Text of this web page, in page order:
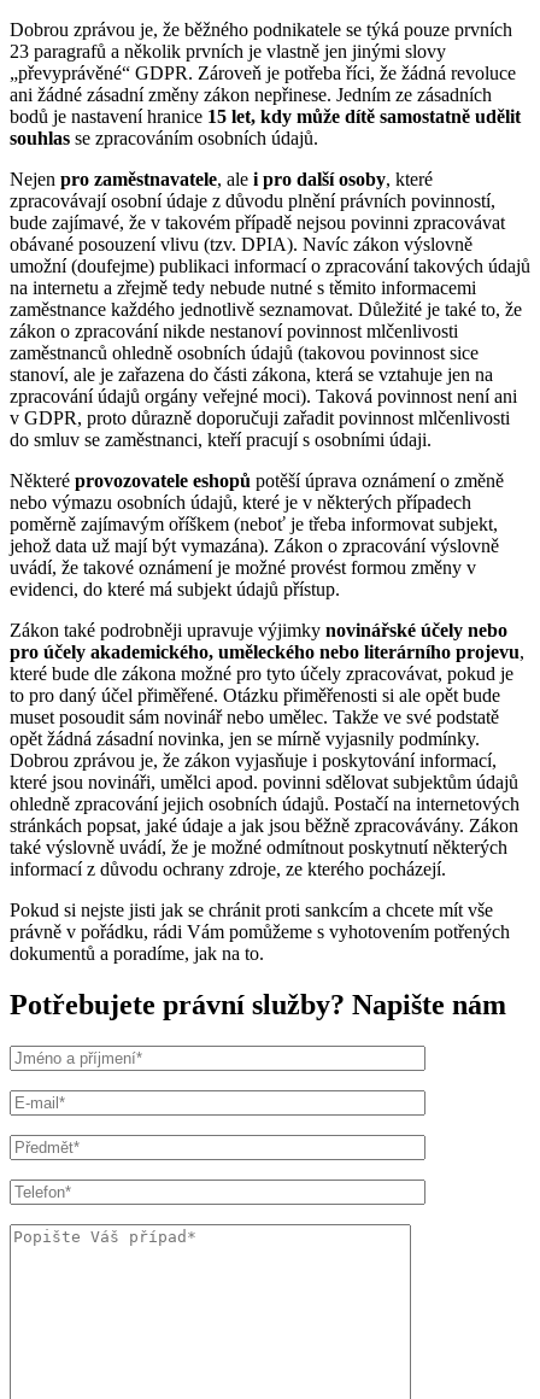
Dobrou zprávou je, že běžného podnikatele se týká pouze prvních
23 paragrafů a několik prvních je vlastně jen jinými slovy
„převyprávěné“ GDPR. Zároveň je potřeba říci, že žádná revoluce
ani žádné zásadní změny zákon nepřinese. Jedním ze zásadních
bodů je nastavení hranice 15 let, kdy může dítě samostatně udělit
souhlas se zpracováním osobních údajů.
Nejen pro zaměstnavatele, ale i pro další osoby, které
zpracovávají osobní údaje z důvodu plnění právních povinností,
bude zajímavé, že v takovém případě nejsou povinni zpracovávat
obávané posouzení vlivu (tzv. DPIA). Navíc zákon výslovně
umožní (doufejme) publikaci informací o zpracování takových údajů
na internetu a zřejmě tedy nebude nutné s těmito informacemi
zaměstnance každého jednotlivě seznamovat. Důležité je také to, že
zákon o zpracování nikde nestanoví povinnost mlčenlivosti
zaměstnanců ohledně osobních údajů (takovou povinnost sice
stanoví, ale je zařazena do části zákona, která se vztahuje jen na
zpracování údajů orgány veřejné moci). Taková povinnost není ani
v GDPR, proto důrazně doporučuji zařadit povinnost mlčenlivosti
do smluv se zaměstnanci, kteří pracují s osobními údaji.
Některé provozovatele eshopů potěší úprava oznámení o změně
nebo výmazu osobních údajů, které je v některých případech
poměrně zajímavým oříškem (neboť je třeba informovat subjekt,
jehož data už mají být vymazána). Zákon o zpracování výslovně
uvádí, že takové oznámení je možné provést formou změny v
evidenci, do které má subjekt údajů přístup.
Zákon také podrobněji upravuje výjimky novinářské účely nebo
pro účely akademického, uměleckého nebo literárního projevu,
které bude dle zákona možné pro tyto účely zpracovávat, pokud je
to pro daný účel přiměřené. Otázku přiměřenosti si ale opět bude
muset posoudit sám novinář nebo umělec. Takže ve své podstatě
opět žádná zásadní novinka, jen se mírně vyjasnily podmínky.
Dobrou zprávou je, že zákon vyjasňuje i poskytování informací,
které jsou novináři, umělci apod. povinni sdělovat subjektům údajů
ohledně zpracování jejich osobních údajů. Postačí na internetových
stránkách popsat, jaké údaje a jak jsou běžně zpracovávány. Zákon
také výslovně uvádí, že je možné odmítnout poskytnutí některých
informací z důvodu ochrany zdroje, ze kterého pocházejí.
Pokud si nejste jisti jak se chránit proti sankcím a chcete mít vše
právně v pořádku, rádi Vám pomůžeme s vyhotovením potřených
dokumentů a poradíme, jak na to.
Potřebujete právní služby? Napište nám